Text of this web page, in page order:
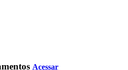
Acessar